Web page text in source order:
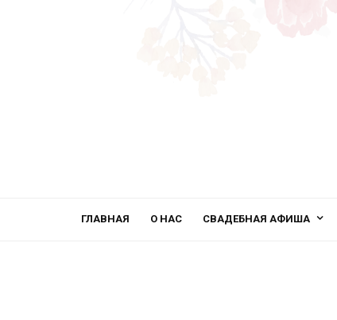
ГЛАВНАЯ О НАС СВАДЕБНАЯ АФИША